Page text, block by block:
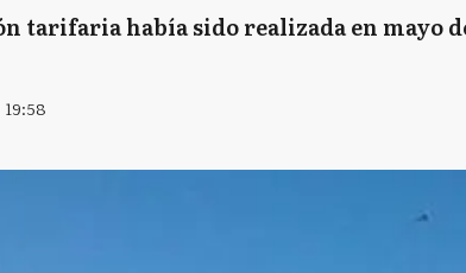
tarifaria había sido realizada en mayo